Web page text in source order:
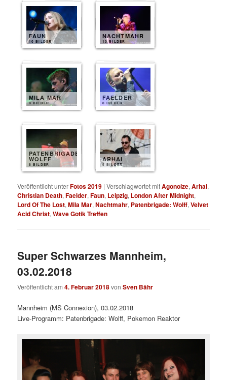
FAUN
10 BILDER
NACHTMAHR
10 BILDER
MILA MAR
8 BILDER
FAELDER
8 BILDER
PATENBRIGADE
WOLFF
8 BILDER
ARHAI
5 BILDER
Veröffentlicht unterFotos 2019 |Verschlagwortet mitAgonoize,Arhai,
Christian Death,Faelder,Faun, Leipzig, London After Midnight,
Lord Of The Lost,Mila Mar,Nachtmahr, Patenbrigade: Wolff,Velvet
Acid Christ,Wave Gotik Treffen
Super Schwarzes Mannheim,
03.02.2018
Veröffentlicht am4. Februar 2018vonSven Bähr
Mannheim (MS Connexion), 03.02.2018
Live-Programm: Patenbrigade: Wolff, Pokemon Reaktor